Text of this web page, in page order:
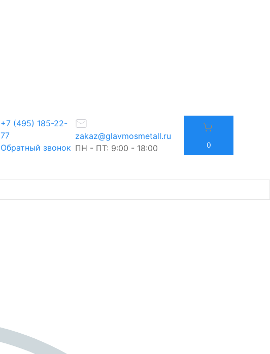
+7 (495) 185-22-
77
Обратный звонок
zakaz@glavmosmetall.ru
ПН - ПТ: 9:00 - 18:00
0